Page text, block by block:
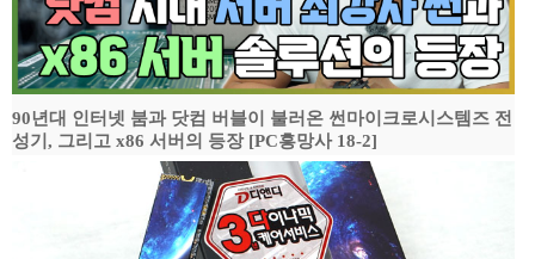
90년대 인터넷 붐과 닷컴 버블이 불러온 썬마이크로시스템즈 전
성기, 그리고 x86 서버의 등장 [PC흥망사 18-2]